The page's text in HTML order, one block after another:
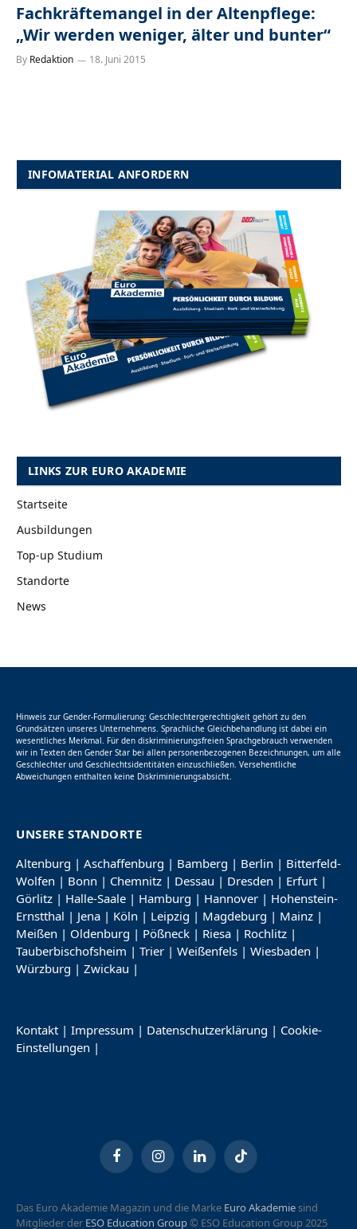
Fachkräftemangel in der Altenpflege:
„Wir werden weniger, älter und bunter“
By Redaktion 18. Juni 2015
INFOMATERIAL ANFORDERN
LINKS ZUR EURO AKADEMIE
Startseite
Ausbildungen
Top-up Studium
Standorte
News
Hinweis zur Gender-Formulierung: Geschlechtergerechtigkeit gehört zu den
Grundsätzen unseres Unternehmens. Sprachliche Gleichbehandlung ist dabei ein
wesentliches Merkmal. Für den diskriminierungsfreien Sprachgebrauch verwenden
wir in Texten den Gender Star bei allen personenbezogenen Bezeichnungen, um alle
Geschlechter und Geschlechtsidentitäten einzuschließen. Versehentliche
Abweichungen enthalten keine Diskriminierungsabsicht.
UNSERE STANDORTE
Altenburg | Aschaffenburg | Bamberg | Berlin | Bitterfeld-
Wolfen | Bonn | Chemnitz | Dessau | Dresden | Erfurt |
Görlitz | Halle-Saale | Hamburg | Hannover | Hohenstein-
Ernstthal | Jena | Köln | Leipzig | Magdeburg | Mainz |
Meißen | Oldenburg | Pößneck | Riesa | Rochlitz |
Tauberbischofsheim | Trier | Weißenfels | Wiesbaden |
Würzburg | Zwickau |
Kontakt | Impressum | Datenschutzerklärung | Cookie-
Einstellungen |
FacebookInstagramLinkedInTikTok
Das Euro Akademie Magazin und die Marke Euro Akademiesind
Mitglieder der ESO Education Group© ESO Education Group 2025